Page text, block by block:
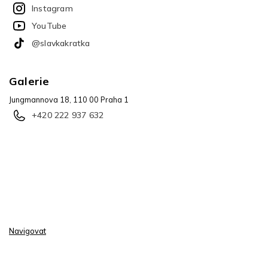
Instagram
YouTube
@slavkakratka
Galerie
Jungmannova 18, 110 00 Praha 1
+420 222 937 632
Navigovat